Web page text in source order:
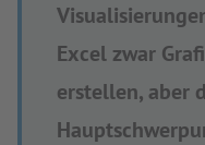
Excel zwar
erstellen, aber